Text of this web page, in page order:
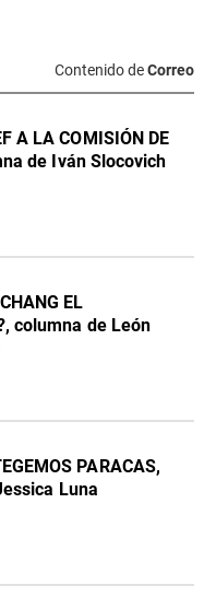
Contenido deCorreo
A LA COMISIÓN DE
de Iván Slocovich
EL
columna de León
PARACAS,
Luna